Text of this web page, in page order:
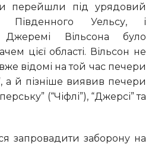
Південного Уельсу, і
Джеремі Вільсона було
цієї області. Вільсон не
відомі на той час печери
а й пізніше виявив печери
(“Чіфлі”), “Джерсі” та